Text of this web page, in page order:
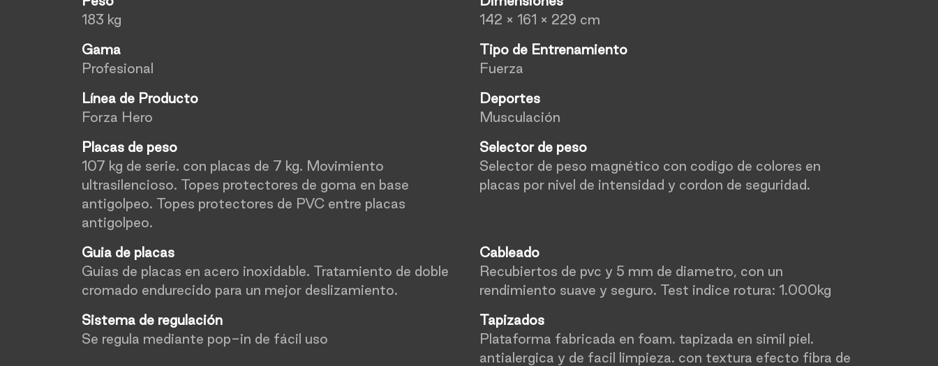
183 kg
142 × 161 × 229 cm
Gama
Profesional
Tipo de Entrenamiento
Fuerza
Línea de Producto
Forza Hero
Deportes
Musculación
Placas de peso
107 kg de serie. con placas de 7 kg. Movimiento
ultrasilencioso. Topes protectores de goma en base
antigolpeo. Topes protectores de PVC entre placas
antigolpeo.
Selector de peso
Selector de peso magnético con codigo de colores en
placas por nivel de intensidad y cordon de seguridad.
Guia de placas
Guias de placas en acero inoxidable. Tratamiento de doble
cromado endurecido para un mejor deslizamiento.
Cableado
Recubiertos de pvc y 5 mm de diametro, con un
rendimiento suave y seguro. Test indice rotura: 1.000kg
Sistema de regulación
Se regula mediante pop-in de fácil uso
Tapizados
Plataforma fabricada en foam. tapizada en simil piel.
antialergica y de facil limpieza. con textura efecto fibra de